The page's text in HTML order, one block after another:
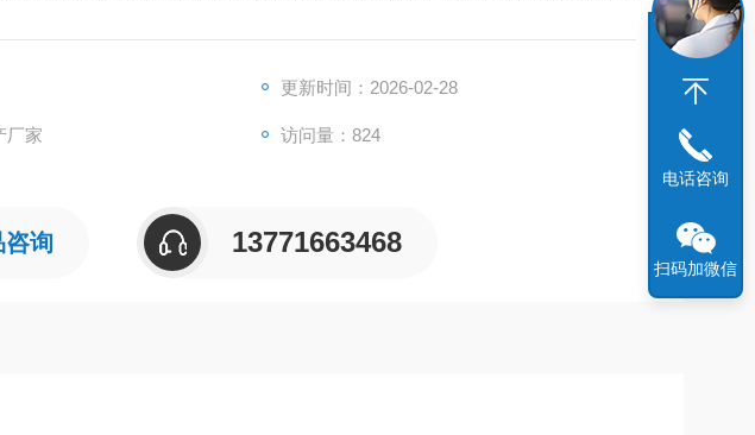
更新时间：2026-02-28
厂家 访问量：824
咨询 13771663468
电话咨询
扫码加微信